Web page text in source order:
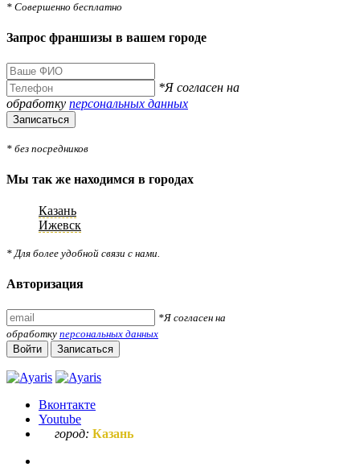
* Совершенно бесплатно
Запрос франшизы в вашем городе
*Я согласен на
обработку персональных данных
Записаться
* без посредников
Мы так же находимся в городах
Казань
Ижевск
* Для более удобной связи с нами.
Авторизация
*Я согласен на
обработку персональных данных
Войти
Записаться
Вконтакте
Youtube
город: Казань